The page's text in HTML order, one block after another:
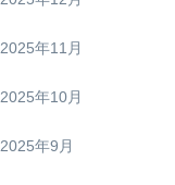
2025年11月
2025年10月
2025年9月